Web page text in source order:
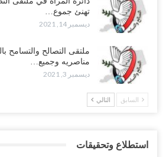
تهنئ جموع…
ديسمبر 14, 2021
ملتقى التصالح والتسامح
مناصريه وجميع…
ديسمبر 3, 2021
السابق التالي
استطلاع وتحقيقات